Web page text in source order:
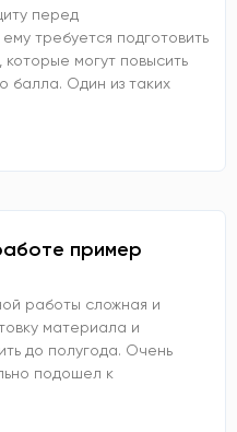
перед
требуется подготовить
могут повысить
балла. Один из таких
пример
работы сложная и
материала и
до полугода. Очень
подошел к